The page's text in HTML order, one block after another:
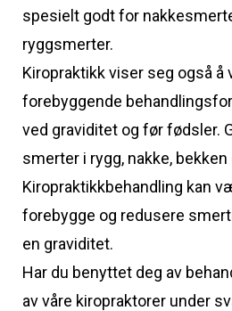
spesielt godt for
ryggsmerter.
Kiropraktikk viser seg også å
forebyggende
ved graviditet og før fødsler.
smerter i rygg, nakke,
Kiropraktikkbehandling kan
forebygge og redusere
en graviditet.
Har du benyttet deg av
av våre kiropraktorer under